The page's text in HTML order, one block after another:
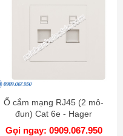
Ổ cắm mạng RJ45 (2 mô-
đun) Cat 6e - Hager
WGMT2RJ6
Gọi ngay: 0909.067.950